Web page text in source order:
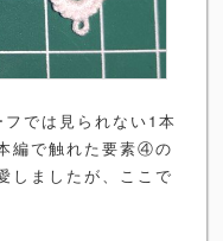
では見られない1本
編で触れた要素④の
しましたが、ここで